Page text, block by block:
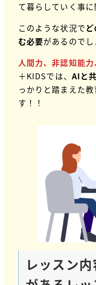
て暮らしていく事
このような状況で
む必要があるのでし
人間力、非認知能
＋KIDSでは、 AIと
っかりと踏まえた
す！！
レッスン